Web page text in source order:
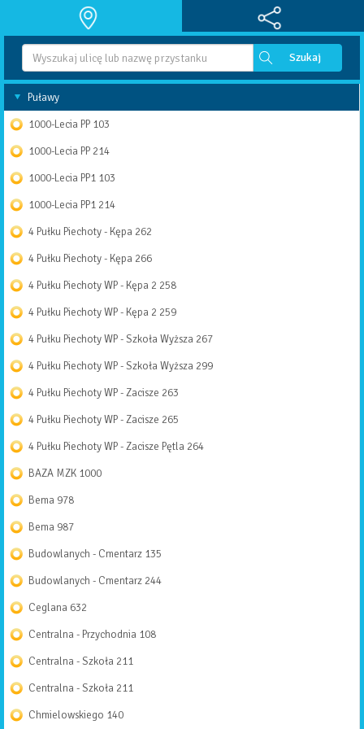
Puławy
1000-Lecia PP 103
1000-Lecia PP 214
1000-Lecia PP1 103
1000-Lecia PP1 214
4 Pułku Piechoty - Kępa 262
4 Pułku Piechoty - Kępa 266
4 Pułku Piechoty WP - Kępa 2 258
4 Pułku Piechoty WP - Kępa 2 259
4 Pułku Piechoty WP - Szkoła Wyższa 267
4 Pułku Piechoty WP - Szkoła Wyższa 299
4 Pułku Piechoty WP - Zacisze 263
4 Pułku Piechoty WP - Zacisze 265
4 Pułku Piechoty WP - Zacisze Pętla 264
BAZA MZK 1000
Bema 978
Bema 987
Budowlanych - Cmentarz 135
Budowlanych - Cmentarz 244
Ceglana 632
Centralna - Przychodnia 108
Centralna - Szkoła 211
Centralna - Szkoła 211
Chmielowskiego 140